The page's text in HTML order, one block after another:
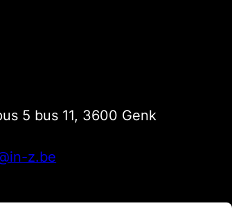
5 bus 11, 3600 Genk
z.be